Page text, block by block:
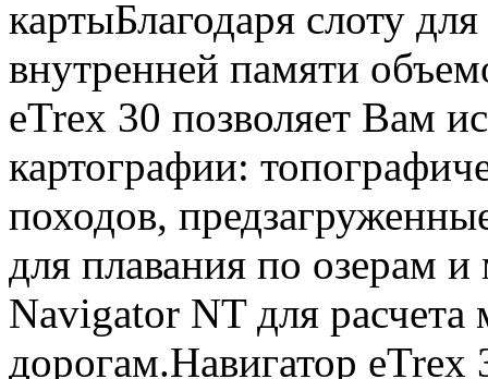
картыБлагодаря слоту
внутренней памяти
eTrex 30 позволяет Вам
картографии:
походов,
для плавания по озерам
Navigator NT для
дорогам.Навигатор eTrex